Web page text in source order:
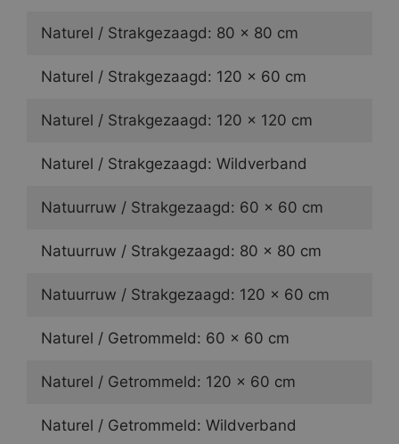
Naturel / Strakgezaagd: 80 x 80 cm
Naturel / Strakgezaagd: 120 x 60 cm
Naturel / Strakgezaagd: 120 x 120 cm
Naturel / Strakgezaagd: Wildverband
Natuurruw / Strakgezaagd: 60 x 60 cm
Natuurruw / Strakgezaagd: 80 x 80 cm
Natuurruw / Strakgezaagd: 120 x 60 cm
Naturel / Getrommeld: 60 x 60 cm
Naturel / Getrommeld: 120 x 60 cm
Naturel / Getrommeld: Wildverband